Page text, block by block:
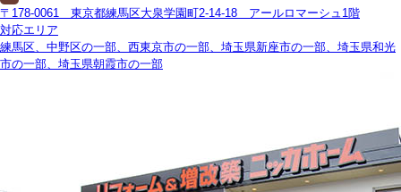
〒178-0061 東京都練馬区大泉学園町2-14-18 アールロマーシュ1階
対応エリア
練馬区、中野区の一部、西東京市の一部、埼玉県新座市の一部、埼玉県和光
市の一部、埼玉県朝霞市の一部